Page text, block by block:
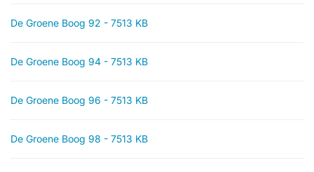
De Groene Boog 92 - 7513 KB
De Groene Boog 94 - 7513 KB
De Groene Boog 96 - 7513 KB
De Groene Boog 98 - 7513 KB